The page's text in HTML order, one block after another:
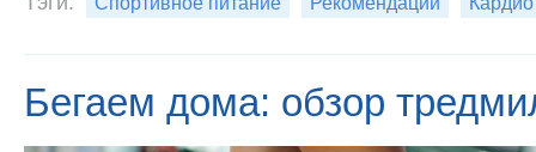
Бегаем дома: обзор